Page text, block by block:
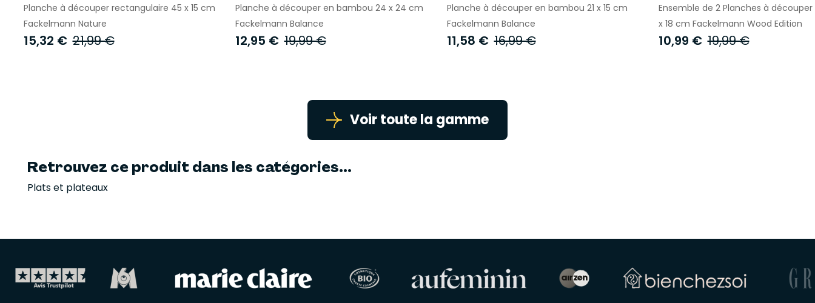
Planche à découper rectangulaire 45 x 15 cm
Fackelmann Nature
15,32 € 21,99 €
Planche à découper en bambou 24 x 24 cm
Fackelmann Balance
12,95 € 19,99 €
Planche à découper en bambou 21 x 15 cm
Fackelmann Balance
11,58 € 16,99 €
Ensemble de 2 Planches à découper
x 18 cm Fackelmann Wood Edition
10,99 € 19,99 €
Voir toute la gamme
Retrouvez ce produit dans les catégories...
Plats et plateaux